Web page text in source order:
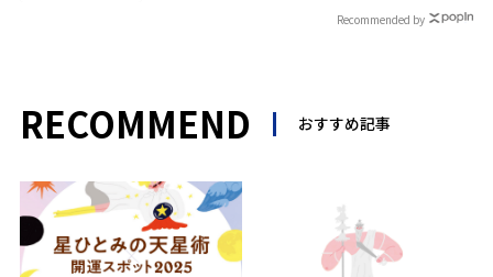
Recommended by
RECOMMEND おすすめ記事